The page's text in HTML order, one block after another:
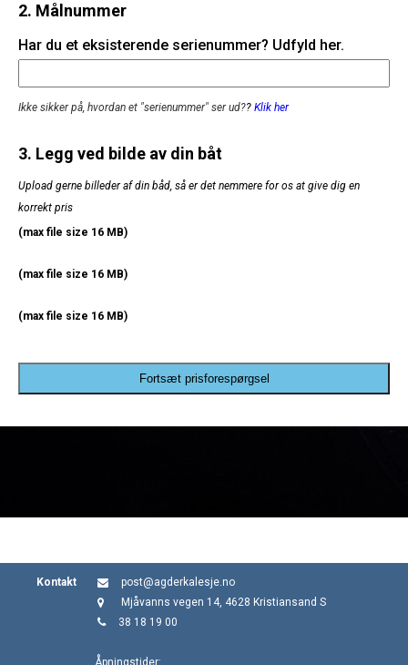
2. Målnummer
Har du et eksisterende serienummer? Udfyld her.
Ikke sikker på, hvordan et "serienummer" ser ud?? Klik her
3. Legg ved bilde av din båt
Upload gerne billeder af din båd, så er det nemmere for os at give dig en
korrekt pris
(max file size 16 MB)
(max file size 16 MB)
(max file size 16 MB)
Fortsæt prisforespørgsel
Kontakt
post@agderkalesje.no
Mjåvanns vegen 14, 4628 Kristiansand S
38 18 19 00
Åpningstider: